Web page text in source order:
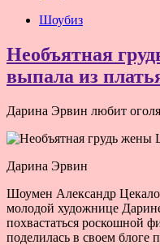
Шоубиз
Необъятная
выпала из
Дарина Эрвин любит
Дарина Эрвин
Шоумен Александр Цекало
молодой художнице
похвастаться роскошной
поделилась в своем